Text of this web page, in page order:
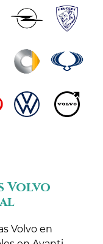
Volvo
Volvo en